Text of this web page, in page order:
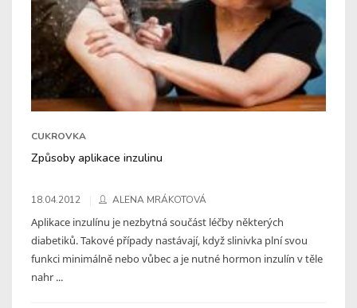
CUKROVKA
Způsoby aplikace inzulinu
18.04.2012 ALENA MRÁKOTOVÁ
Aplikace inzulínu je nezbytná součást léčby některých
diabetiků. Takové případy nastávají, když slinivka plní svou
funkci minimálně nebo vůbec a je nutné hormon inzulín v těle
nahr ...